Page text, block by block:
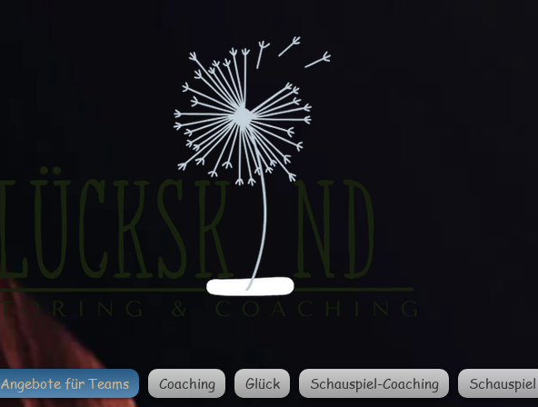
Angebote für Teams Coaching Glück Schauspiel-Coaching Schauspiel